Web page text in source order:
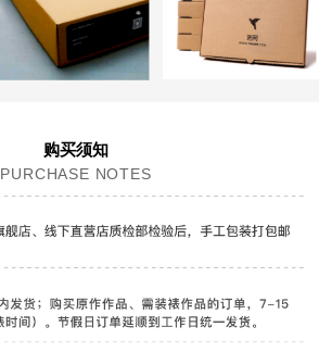
购买须知
PURCHASE NOTES